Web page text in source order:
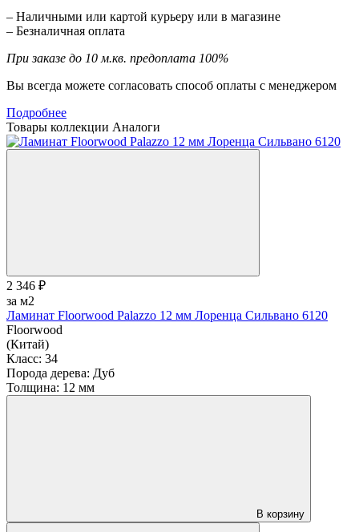
– Наличными или картой курьеру или в магазине
– Безналичная оплата
При заказе до 10 м.кв. предоплата 100%
Вы всегда можете согласовать способ оплаты с менеджером
Подробнее
Товары коллекции Аналоги
2 346 ₽
за м2
Ламинат Floorwood Palazzo 12 мм Лоренца Сильвано 6120
Floorwood
(Китай)
Класс: 34
Порода дерева: Дуб
Толщина: 12 мм
В корзину